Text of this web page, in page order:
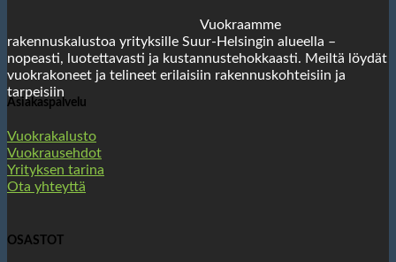
Vuokraamme
rakennuskalustoa yrityksille Suur-Helsingin alueella –
nopeasti, luotettavasti ja kustannustehokkaasti. Meiltä löydät
vuokrakoneet ja telineet erilaisiin rakennuskohteisiin ja
tarpeisiin
Asiakaspalvelu
Vuokrakalusto
Vuokrausehdot
Yrityksen tarina
Ota yhteyttä
OSASTOT